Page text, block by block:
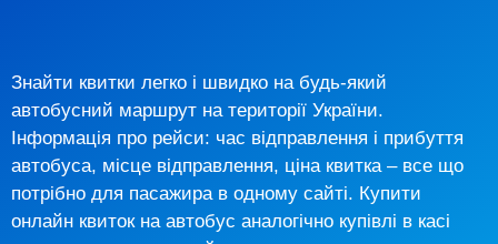
Знайти квитки легко і швидко на будь-який
автобусний маршрут на території України.
Інформація про рейси: час відправлення і прибуття
автобуса, місце відправлення, ціна квитка – все що
потрібно для пасажира в одному сайті. Купити
онлайн квиток на автобус аналогічно купівлі в касі